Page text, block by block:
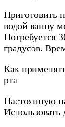
Приготовить
водой ванну
Потребуется
градусов.
Как
рта
Настоянную
Использовать